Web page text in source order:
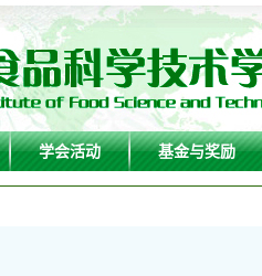
学会活动 基金与奖励